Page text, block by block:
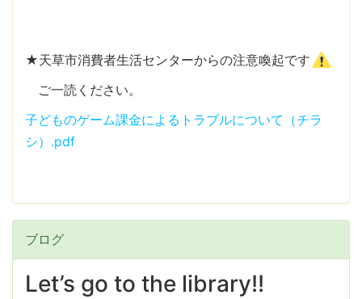
★天草市消費者生活センターからの注意喚起です
ご一読ください。
子どものゲーム課金によるトラブルについて（チラ
シ）.pdf
ブログ
Let’s go to the library!!